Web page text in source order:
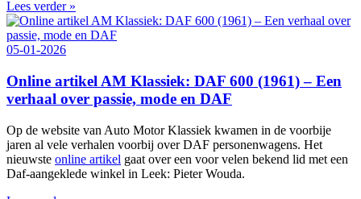
Lees verder »
05-01-2026
Online artikel AM Klassiek: DAF 600 (1961) – Een
verhaal over passie, mode en DAF
Op de website van Auto Motor Klassiek kwamen in de voorbije
jaren al vele verhalen voorbij over DAF personenwagens. Het
nieuwste online artikel gaat over een voor velen bekend lid met een
Daf-aangeklede winkel in Leek: Pieter Wouda.